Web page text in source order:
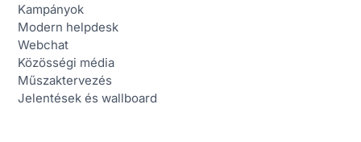
Kampányok
Modern helpdesk
Webchat
Közösségi média
Műszaktervezés
Jelentések és wallboard